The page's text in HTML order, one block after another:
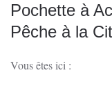
Pochette à
Pêche à la
Vous êtes ici :